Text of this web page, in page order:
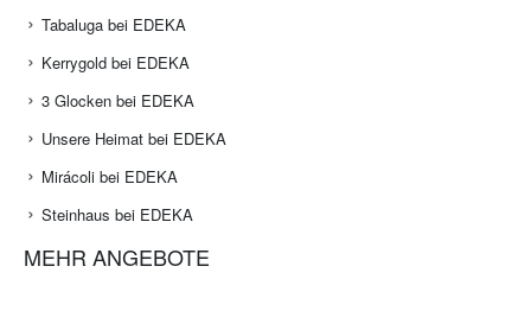
Tabaluga bei EDEKA
Kerrygold bei EDEKA
3 Glocken bei EDEKA
Unsere Heimat bei EDEKA
Mirácoli bei EDEKA
Steinhaus bei EDEKA
MEHR ANGEBOTE